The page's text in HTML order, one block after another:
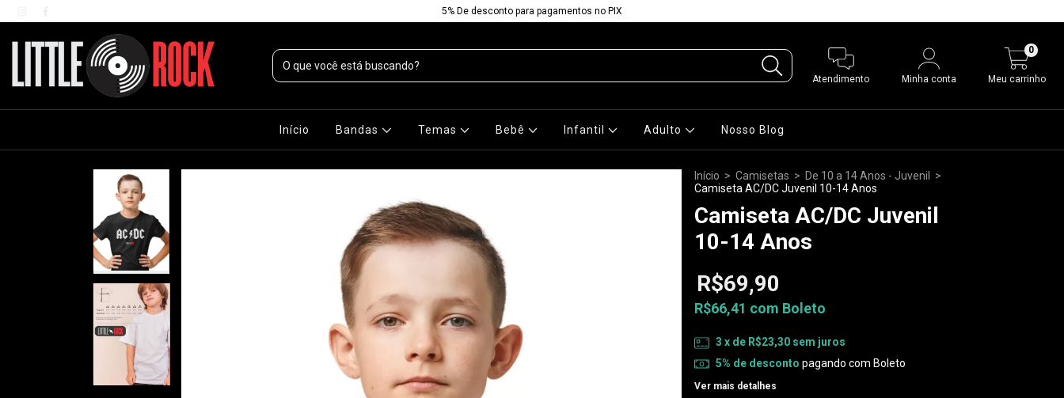
5% De desconto para pagamentos no PIX
Atendimento Minha conta Meu carrinho
0
Início Bandas Temas Bebê Infantil Adulto Nosso Blog
Início > Camisetas > De 10 a 14 Anos - Juvenil
>
Camiseta AC/DC Juvenil 10-14 Anos
Camiseta AC/DC Juvenil
10-14 Anos
R$69,90
R$66,41 com Boleto
3 x de R$23,30 sem juros
5% de desconto pagando com Boleto
Ver mais detalhes